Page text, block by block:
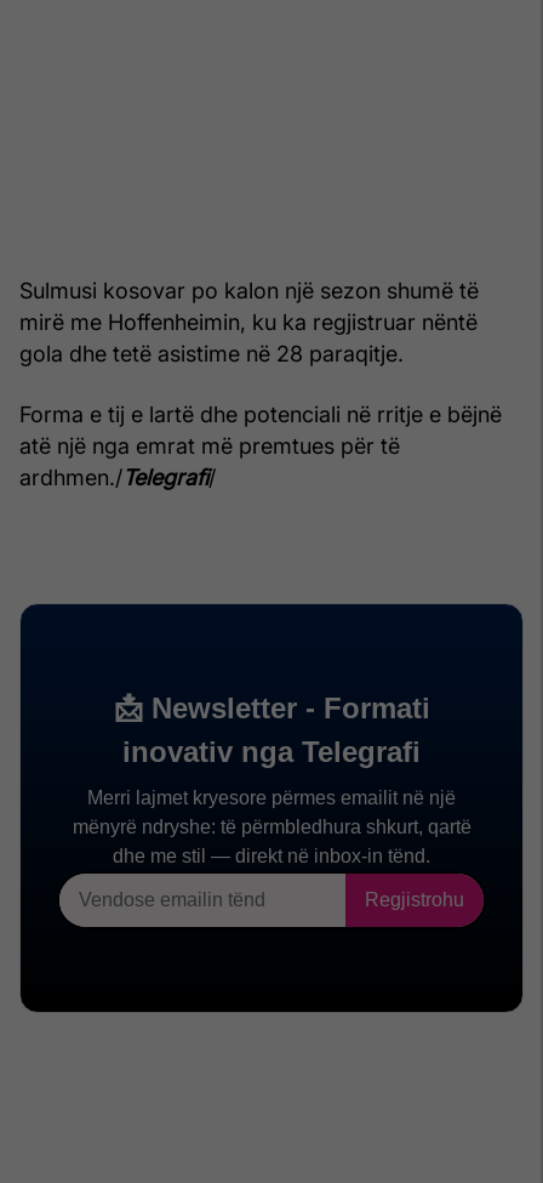
Sulmusi kosovar po kalon një sezon shumë të
mirë me Hoffenheimin, ku ka regjistruar nëntë
gola dhe tetë asistime në 28 paraqitje.
Forma e tij e lartë dhe potenciali në rritje e bëjnë
atë një nga emrat më premtues për të
ardhmen./Telegrafi/